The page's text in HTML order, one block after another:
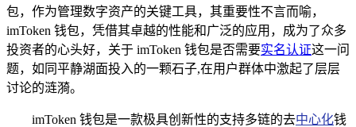
包，作为管理数字资产的关键工具，其重要性不言而喻，
imToken 钱包，凭借其卓越的性能和广泛的应用，成为了众多
投资者的心头好，关于 imToken 钱包是否需要实名认证这一问
题，如同平静湖面投入的一颗石子,在用户群体中激起了层层
讨论的涟漪。
imToken 钱包是一款极具创新性的支持多链的去中心化钱